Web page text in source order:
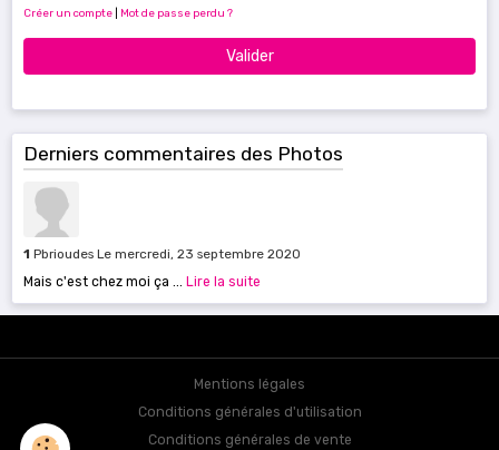
Créer un compte Mot de passe perdu ?
Valider
Derniers commentaires des Photos
1 Pbrioudes Le mercredi, 23 septembre 2020
Mais c'est chez moi ça ... Lire la suite
Mentions légales
Conditions générales d'utilisation
Conditions générales de vente